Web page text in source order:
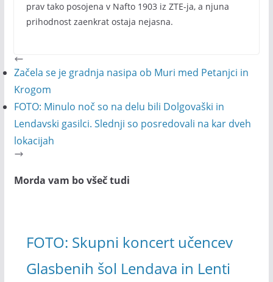
prav tako posojena v Nafto 1903 iz ZTE-ja, a njuna
prihodnost zaenkrat ostaja nejasna.
Začela se je gradnja nasipa ob Muri med Petanjci in
Krogom
FOTO: Minulo noč so na delu bili Dolgovaški in
Lendavski gasilci. Slednji so posredovali na kar dveh
lokacijah
Morda vam bo všeč tudi
FOTO: Skupni koncert učencev
Glasbenih šol Lendava in Lenti